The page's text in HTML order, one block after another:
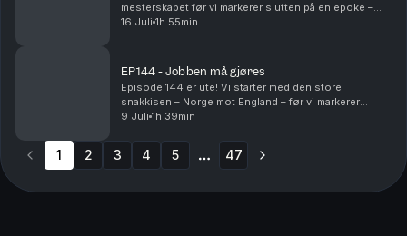
mesterskapet før vi markerer slutten på en epoke –
klubbhuset på Frysja er historie. Sindre fortsetter
16 Juli 1h 55min
EP144 - Jobben må gjøres
Episode 144 er ute! Vi starter med den store
snakkisen – Norge mot England – før vi markerer
slutten på en epoke når klubbhuset på Frysja er
...
9 Juli 1h 39min
1 2 3 4 5 47